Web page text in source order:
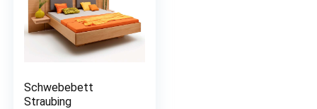
Schwebebett
Straubing